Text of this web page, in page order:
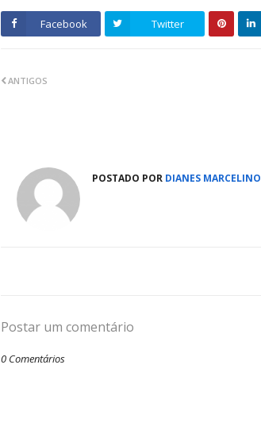
Facebook Twitter
ANTIGOS
POSTADO POR DIANES MARCELINO
Postar um comentário
0 Comentários